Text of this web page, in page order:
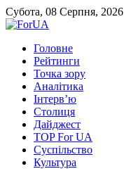
Субота, 08 Серпня, 2026
Головне
Рейтинги
Точка зору
Аналітика
Інтерв’ю
Столиця
Дайджест
TOP For UA
Суспiльство
Культура